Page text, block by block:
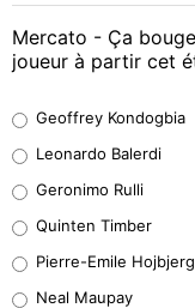
Mercato - Ça
joueur à partir cet
38%
32%
5%
Geoffrey Kondogbia
Leonardo Balerdi
Geronimo Rulli
Quinten Timber
Pierre-Emile Hojbjerg
Neal Maupay